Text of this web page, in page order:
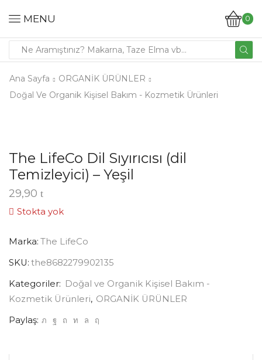
MENU 0
Ana Sayfa
ORGANİK ÜRÜNLER
Doğal Ve Organik Kişisel Bakım - Kozmetik Ürünleri
The LifeCo Dil Sıyırıcısı (dil
Temizleyici) – Yeşil
29,90
Stokta yok
Marka: The LifeCo
SKU: the8682279902135
Kategoriler: Doğal ve Organik Kişisel Bakım -
Kozmetik Ürünleri, ORGANİK ÜRÜNLER
Paylaş: